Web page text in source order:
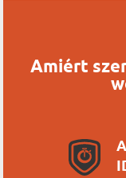
Amiért